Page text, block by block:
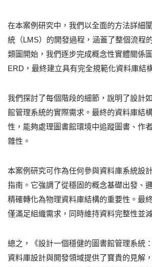
在本案例研究中，我們以全面的方法詳細
統（LMS）的開發過程，涵蓋了整個流程
類圖開始，我們逐步完成概念性實體關係
ERD，最終建立具有完全規範化資料庫結
我們探討了每個階段的細節，說明了設計
館管理系統的實際需求。最終的資料庫結
性，能夠處理圖書館環境中追蹤圖書、作
雜性。
本案例研究可作為任何參與資料庫系統設
指南。它強調了從穩固的概念基礎出發、
精確轉化為物理資料庫結構的重要性。最
僅滿足組織需求，同時維持資料完整性並
總之，《設計一個穩健的圖書館管理系統
資料庫設計與開發領域提供了寶貴的見解